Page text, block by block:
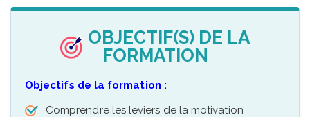
OBJECTIF(S) DE LA
FORMATION
Objectifs de la formation :
Comprendre les leviers de la motivation